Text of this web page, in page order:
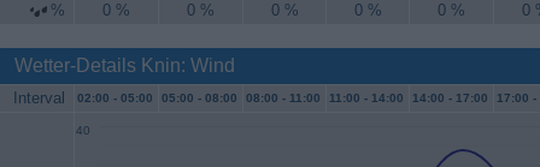
%
0 % 0 % 0 % 0 % 0 % 0
Wetter-Details Knin: Wind
Interval 02:00 - 05:00 05:00 - 08:00 08:00 - 11:00 11:00 - 14:00 14:00 - 17:00 17:00 -
40